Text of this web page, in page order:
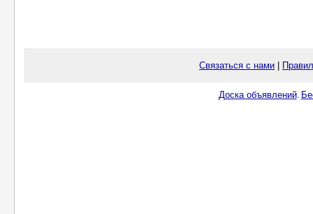
Связаться с нами
Доска объявлений.